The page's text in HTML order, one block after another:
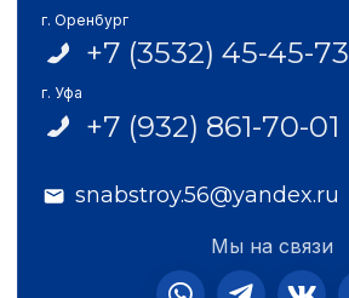
г. Оренбург
+7 (3532) 45-45-73
г. Уфа
+7 (932) 861-70-01
snabstroy.56@yandex.ru
Мы на связи